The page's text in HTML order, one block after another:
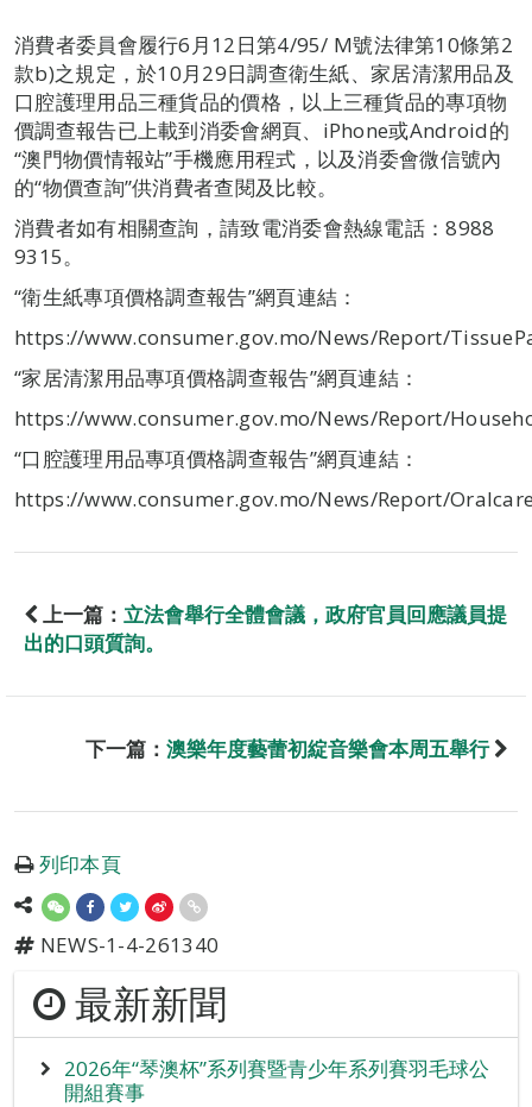
消費者委員會履行6月12日第4/95/ M號法律第10條第2
款b)之規定，於10月29日調查衛生紙、家居清潔用品及
口腔護理用品三種貨品的價格，以上三種貨品的專項物
價調查報告已上載到消委會網頁、iPhone或Android的
“澳門物價情報站”手機應用程式，以及消委會微信號內
的“物價查詢”供消費者查閱及比較。
消費者如有相關查詢，請致電消委會熱線電話：8988
9315。
“衛生紙專項價格調查報告”網頁連結：
https://www.consumer.gov.mo/News/Report/
“家居清潔用品專項價格調查報告”網頁連結：
https://www.consumer.gov.mo/News/Report/
“口腔護理用品專項價格調查報告”網頁連結：
https://www.consumer.gov.mo/News/Report/
上一篇： 立法會舉行全體會議，政府官員回應議員提
出的口頭質詢。
下一篇： 澳樂年度藝蕾初綻音樂會本周五舉行
列印本頁
NEWS-1-4-261340
最新新聞
2026年“琴澳杯”系列賽暨青少年系列賽羽毛球公
開組賽事